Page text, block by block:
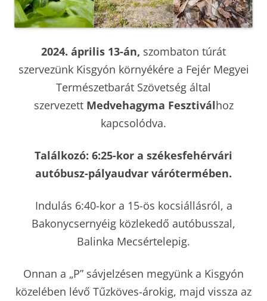
2024. április 13-án, szombaton túrát
szervezünk Kisgyón környékére a Fejér Megyei
Természetbarát Szövetség által
szervezett Medvehagyma Fesztiválhoz
kapcsolódva.
Találkozó: 6:25-kor a székesfehérvári
autóbusz-pályaudvar várótermében.
Indulás 6:40-kor a 15-ös kocsiállásról, a
Bakonycsernyéig közlekedő autóbusszal,
Balinka Mecsértelepig.
Onnan a „P” sávjelzésen megyünk a Kisgyón
közelében lévő Tűzköves-árokig, majd vissza az